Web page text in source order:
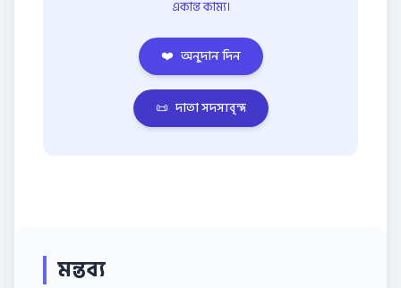
একান্ত কাম্য।
❤️ অনুদান দিন
📜 দাতা সদস্যবৃন্দ
মন্তব্য